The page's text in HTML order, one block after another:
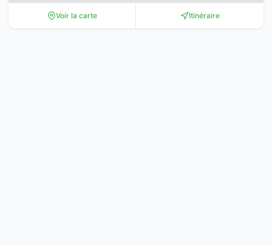
Voir la carte Itinéraire